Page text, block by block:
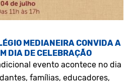
MEDIANEIRA CONVIDA A
DIA DE CELEBRAÇÃO
evento acontece no dia
famílias, educadores,